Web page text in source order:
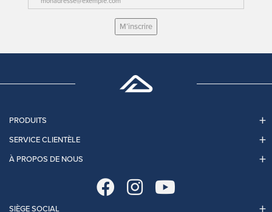
M’inscrire
PRODUITS
SERVICE CLIENTÈLE
À PROPOS DE NOUS
SIÈGE SOCIAL